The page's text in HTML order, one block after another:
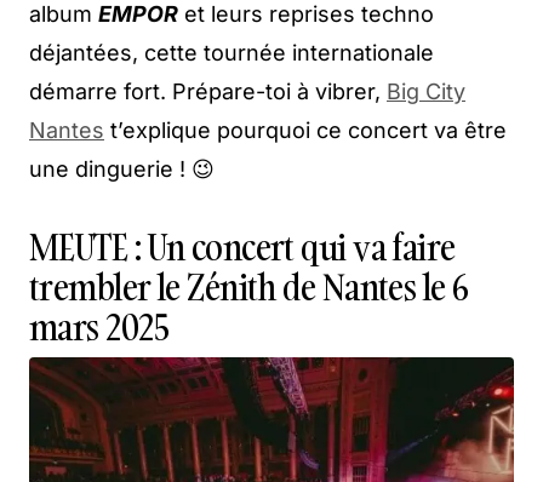
album EMPOR et leurs reprises techno
déjantées, cette tournée internationale
démarre fort. Prépare-toi à vibrer, Big City
Nantes t’explique pourquoi ce concert va être
une dinguerie ! 😉
MEUTE : Un concert qui va faire
trembler le Zénith de Nantes le 6
mars 2025